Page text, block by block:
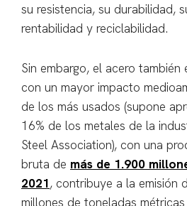
su resistencia, su durabilidad,
rentabilidad y reciclabilidad.
Sin embargo, el acero
con un mayor impacto
de los más usados (supone
16% de los metales de la
Steel Association), con una
bruta de más de 1.900
2021, contribuye a la emisión
millones de toneladas